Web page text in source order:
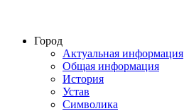
Город
Актуальная информация
Общая информация
История
Устав
Символика